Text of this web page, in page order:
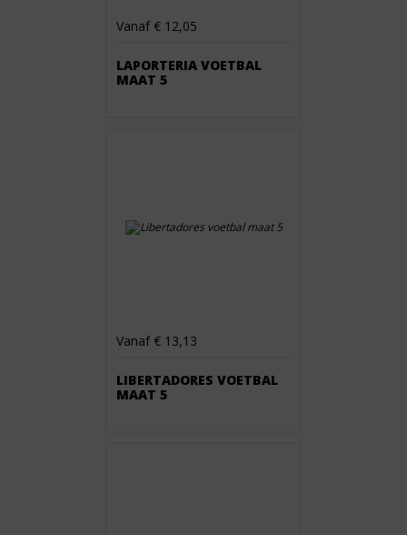
Vanaf € 12,05
LAPORTERIA VOETBAL
MAAT 5
Vanaf € 13,13
LIBERTADORES VOETBAL
MAAT 5